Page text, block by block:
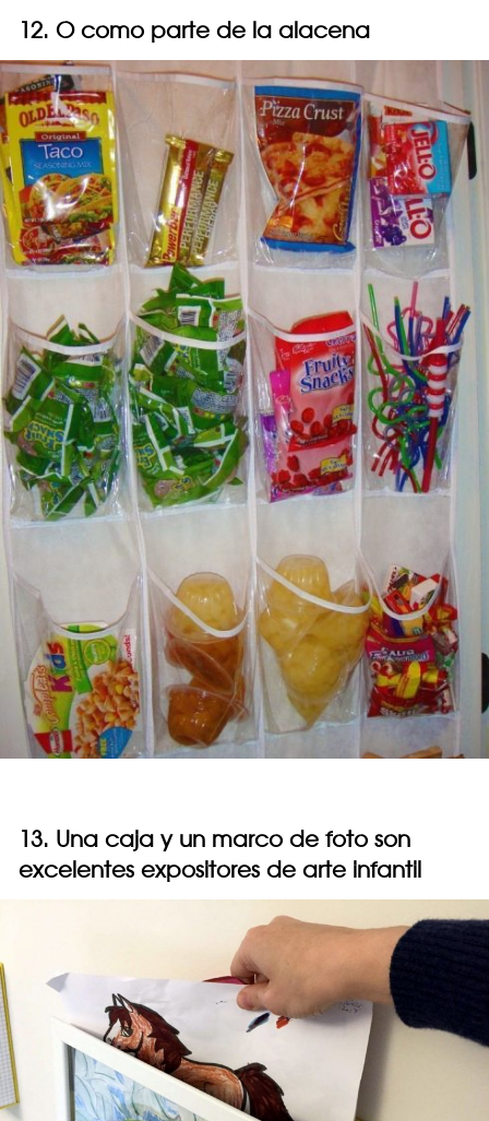
12. O como parte de la alacena
13. Una caja y un marco de foto son
excelentes expositores de arte infantil